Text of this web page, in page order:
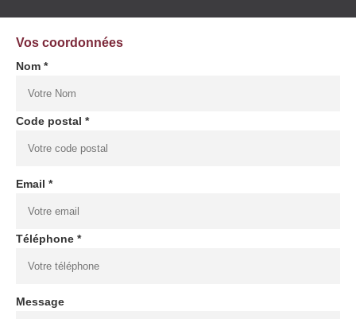
Vos coordonnées
Nom *
Code postal *
Email *
Téléphone *
Message